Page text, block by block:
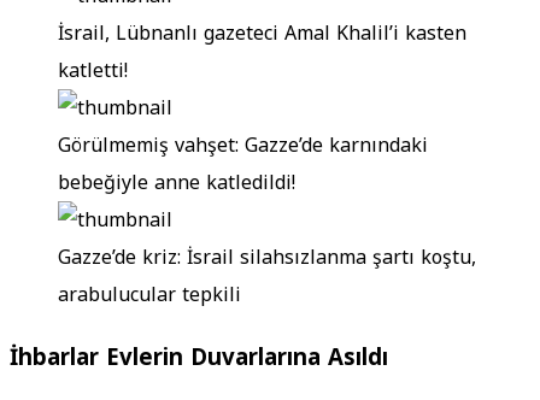
İsrail, Lübnanlı gazeteci Amal Khalil’i kasten
katletti!
Görülmemiş vahşet: Gazze’de karnındaki
bebeğiyle anne katledildi!
Gazze’de kriz: İsrail silahsızlanma şartı koştu,
arabulucular tepkili
İhbarlar Evlerin Duvarlarına Asıldı